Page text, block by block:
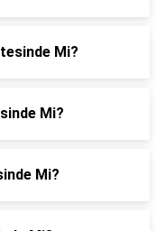
Mi?
Mi?
Mi?